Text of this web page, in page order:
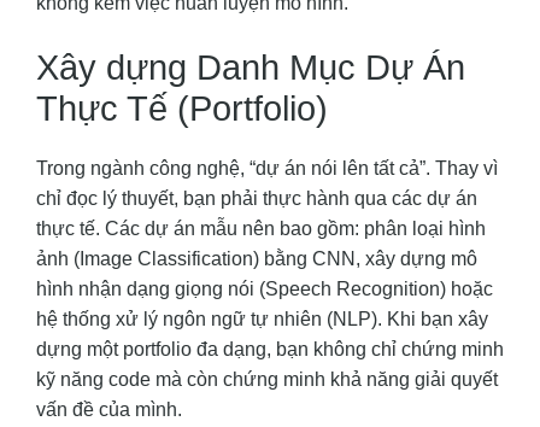
Xây dựng Danh Mục Dự Án
Thực Tế (Portfolio)
Trong ngành công nghệ, “dự án nói lên tất cả”. Thay vì
chỉ đọc lý thuyết, bạn phải thực hành qua các dự án
thực tế. Các dự án mẫu nên bao gồm: phân loại hình
ảnh (Image Classification) bằng CNN, xây dựng mô
hình nhận dạng giọng nói (Speech Recognition) hoặc
hệ thống xử lý ngôn ngữ tự nhiên (NLP). Khi bạn xây
dựng một portfolio đa dạng, bạn không chỉ chứng minh
kỹ năng code mà còn chứng minh khả năng giải quyết
vấn đề của mình.